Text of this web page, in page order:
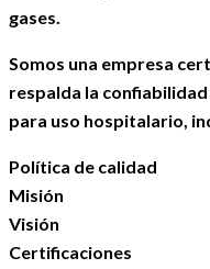
gases.
Somos una empresa
respalda la
para uso hospitalario,
Política de calidad
Misión
Visión
Certificaciones